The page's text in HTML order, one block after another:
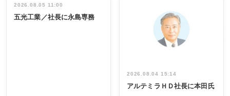
インタビュ
ー／社内ア
祝う 業界関
係者ら220人
出席
2026.08.05 11:00
五光工業／社長に永島専務
2026.08.04 15:14
アルテミラＨＤ社長に本田氏